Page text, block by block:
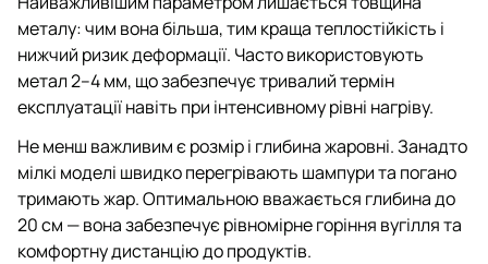
металу: чим вона більша, тим краща теплостійкість і
нижчий ризик деформації. Часто використовують
метал 2–4 мм, що забезпечує тривалий термін
експлуатації навіть при інтенсивному рівні нагріву.
Не менш важливим є розмір і глибина жаровні. Занадто
мілкі моделі швидко перегрівають шампури та погано
тримають жар. Оптимальною вважається глибина до
20 см — вона забезпечує рівномірне горіння вугілля та
комфортну дистанцію до продуктів.